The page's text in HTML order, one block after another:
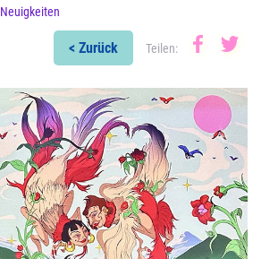
Neuigkeiten
< Zurück Teilen: